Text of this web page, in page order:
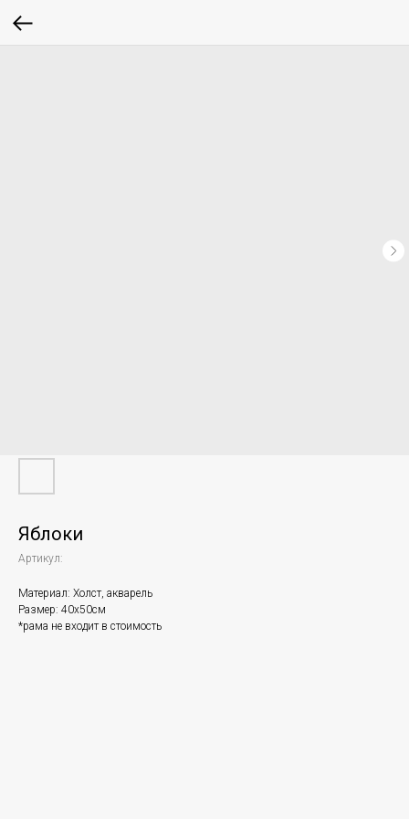
Яблоки
Артикул:
Материал: Холст, акварель
Размер: 40х50см
*рама не входит в стоимость